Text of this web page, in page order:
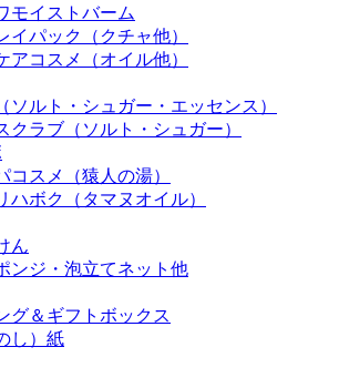
モイストバーム
イパック（クチャ他）
アコスメ（オイル他）
ソルト・シュガー・エッセンス）
クラブ（ソルト・シュガー）
コスメ（猿人の湯）
ハボク（タマヌオイル）
ん
ンジ・泡立てネット他
グ＆ギフトボックス
し）紙